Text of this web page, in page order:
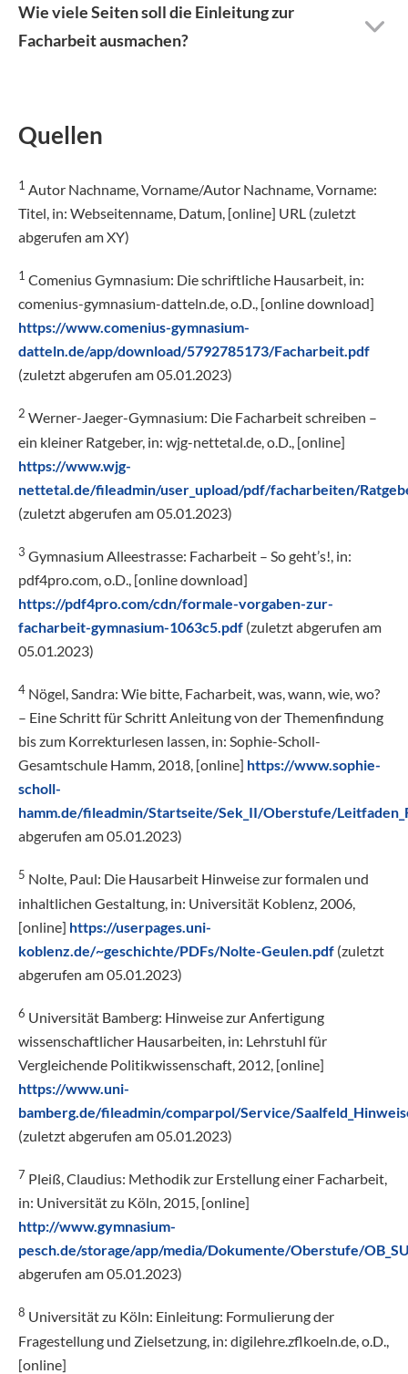
Wie viele Seiten soll die Einleitung zur
Facharbeit ausmachen?
Quellen
1 Autor Nachname, Vorname/Autor Nachname, Vorname:
Titel, in: Webseitenname, Datum, [online] URL (zuletzt
abgerufen am XY)
1 Comenius Gymnasium: Die schriftliche Hausarbeit, in:
comenius-gymnasium-datteln.de, o.D., [online download]
https://www.comenius-gymnasium-
datteln.de/app/download/5792785173/Facharbeit.pdf
(zuletzt abgerufen am 05.01.2023)
2 Werner-Jaeger-Gymnasium: Die Facharbeit schreiben –
ein kleiner Ratgeber, in: wjg-nettetal.de, o.D., [online]
https://www.wjg-
nettetal.de/fileadmin/user_upload/pdf/facharbeiten/
(zuletzt abgerufen am 05.01.2023)
3 Gymnasium Alleestrasse: Facharbeit – So geht’s!, in:
pdf4pro.com, o.D., [online download]
https://pdf4pro.com/cdn/formale-vorgaben-zur-
facharbeit-gymnasium-1063c5.pdf (zuletzt abgerufen am
05.01.2023)
4 Nögel, Sandra: Wie bitte, Facharbeit, was, wann, wie, wo?
– Eine Schritt für Schritt Anleitung von der Themenfindung
bis zum Korrekturlesen lassen, in: Sophie-Scholl-
Gesamtschule Hamm, 2018, [online] https://www.sophie-
scholl-
hamm.de/fileadmin/Startseite/Sek_II/Oberstufe/
abgerufen am 05.01.2023)
5 Nolte, Paul: Die Hausarbeit Hinweise zur formalen und
inhaltlichen Gestaltung, in: Universität Koblenz, 2006,
[online] https://userpages.uni-
koblenz.de/~geschichte/PDFs/Nolte-Geulen.pdf (zuletzt
abgerufen am 05.01.2023)
6 Universität Bamberg: Hinweise zur Anfertigung
wissenschaftlicher Hausarbeiten, in: Lehrstuhl für
Vergleichende Politikwissenschaft, 2012, [online]
https://www.uni-
bamberg.de/fileadmin/comparpol/Service/
(zuletzt abgerufen am 05.01.2023)
7 Pleiß, Claudius: Methodik zur Erstellung einer Facharbeit,
in: Universität zu Köln, 2015, [online]
http://www.gymnasium-
pesch.de/storage/app/media/Dokumente/Oberstufe/
abgerufen am 05.01.2023)
8 Universität zu Köln: Einleitung: Formulierung der
Fragestellung und Zielsetzung, in: digilehre.zflkoeln.de, o.D.,
[online]